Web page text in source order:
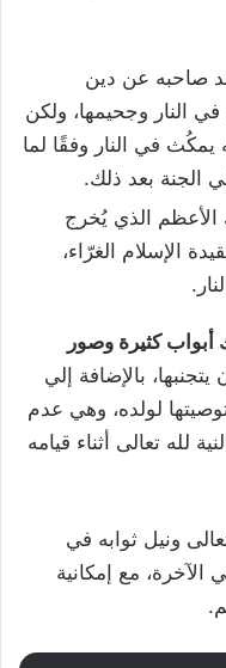
صاحبه عن دين
في النار وجحيمها، ولكن
في النار وفقًا لما
الجنة بعد ذلك.
الذي يُخرج
الإسلام الغرّاء،
كثيرة وصور
بالإضافة إلي
لولده، وهي عدم
لله تعالى أثناء قيامه
ونيل ثوابه في
الآخرة، مع إمكانية